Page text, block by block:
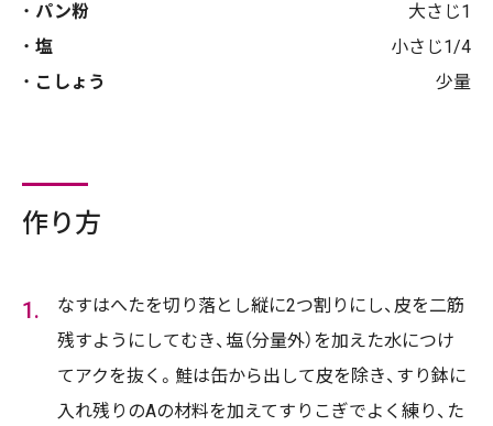
パン粉
大さじ1
塩
小さじ1/4
こしょう
少量
作り方
なすはへたを切り落とし縦に2つ割りにし、皮を二筋
残すようにしてむき、塩（分量外）を加えた水につけ
てアクを抜く。鮭は缶から出して皮を除き、すり鉢に
入れ残りのAの材料を加えてすりこぎでよく練り、た